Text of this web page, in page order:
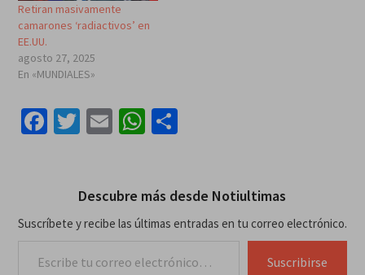
Retiran masivamente
camarones ‘radiactivos’ en
EE.UU.
agosto 27, 2025
En «MUNDIALES»
Facebook
Twitter
EmailWhatsApp
Compartir
Descubre más desde Notiultimas
Suscríbete y recibe las últimas entradas en tu correo electrónico.
Suscribirse